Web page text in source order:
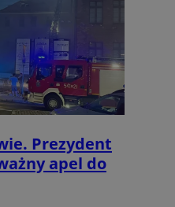
Prezydent
apel do